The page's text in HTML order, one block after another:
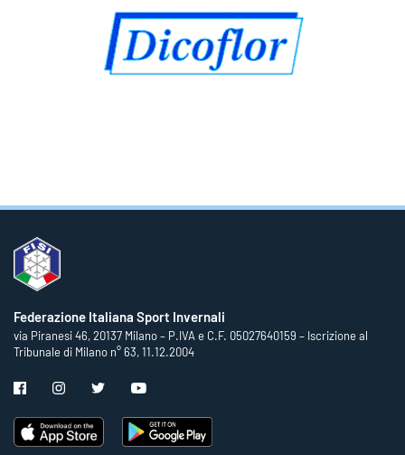
Federazione Italiana Sport Invernali
via Piranesi 46, 20137 Milano – P.IVA e C.F. 05027640159 – Iscrizione al
Tribunale di Milano n° 63, 11.12.2004